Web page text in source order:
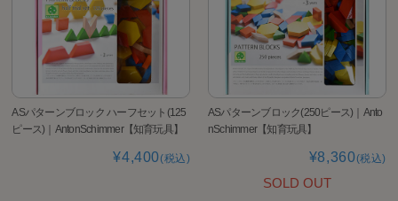
ASパターンブロック ハーフセット(125
ピース)｜AntonSchimmer【知育玩具】
¥4,400(税込)
ASパターンブロック(250ピース)｜Anto
nSchimmer【知育玩具】
¥8,360(税込)
SOLD OUT